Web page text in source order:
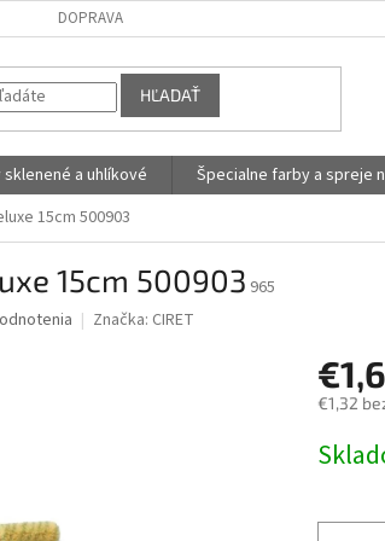
DOPRAVA
HĽADAŤ
sklenené a uhlíkové Špecialne farby a spreje
15cm 500903
15cm 500903 965
Značka: CIRET
€1,32
cena: